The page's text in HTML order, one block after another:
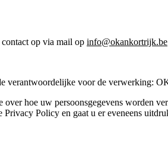
op via mail op info@okankortrijk.be
verantwoordelijke voor de verwerking:
hoe uw persoonsgegevens worden
Privacy Policy en gaat u er eveneens